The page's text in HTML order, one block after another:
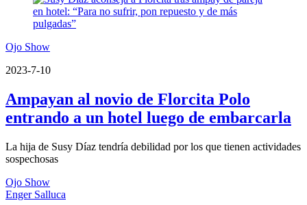
Ojo Show
2023-7-10
Ampayan al novio de Florcita Polo
entrando a un hotel luego de embarcarla
La hija de Susy Díaz tendría debilidad por los que tienen actividades
sospechosas
Ojo Show
Enger Salluca